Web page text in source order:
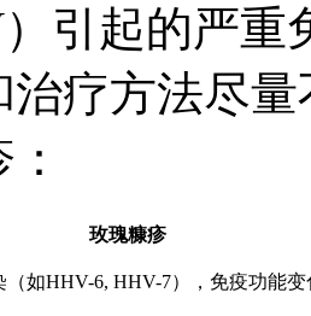
引起的严重
治疗方法尽
玫瑰糠疹
（如HHV-6, HHV-7），免疫功能